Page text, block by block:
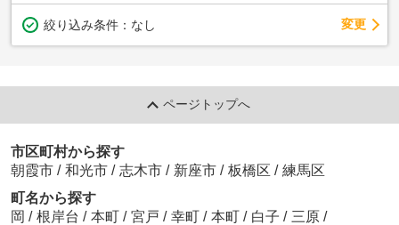
絞り込み条件： なし 変更
ページトップへ
市区町村から探す
朝霞市 / 和光市 / 志木市 / 新座市 / 板橋区 / 練馬区
町名から探す
岡 / 根岸台 / 本町 / 宮戸 / 幸町 / 本町 / 白子 / 三原 /